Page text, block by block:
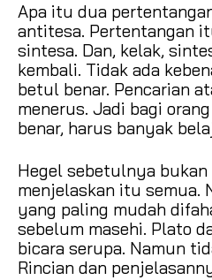
Apa itu dua
antitesa. Pertentangan
sintesa. Dan, kelak,
kembali. Tidak ada
betul benar. Pencarian
menerus. Jadi bagi
benar, harus banyak
Hegel sebetulnya
menjelaskan itu semua.
yang paling mudah
sebelum masehi. Plato
bicara serupa. Namun
Rincian dan